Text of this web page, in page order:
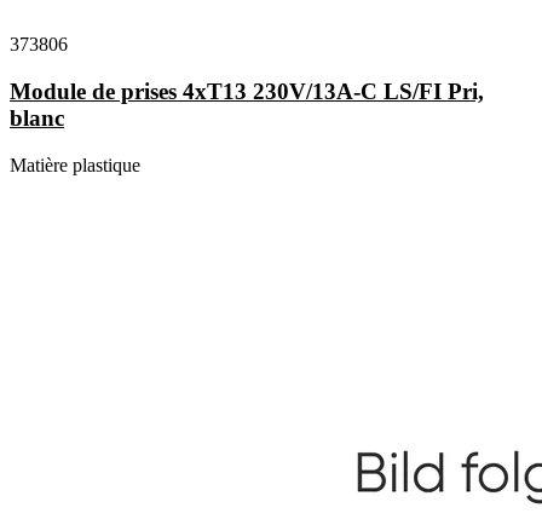
373806
Module de prises 4xT13 230V/13A-C LS/FI Pri,
blanc
Matière plastique